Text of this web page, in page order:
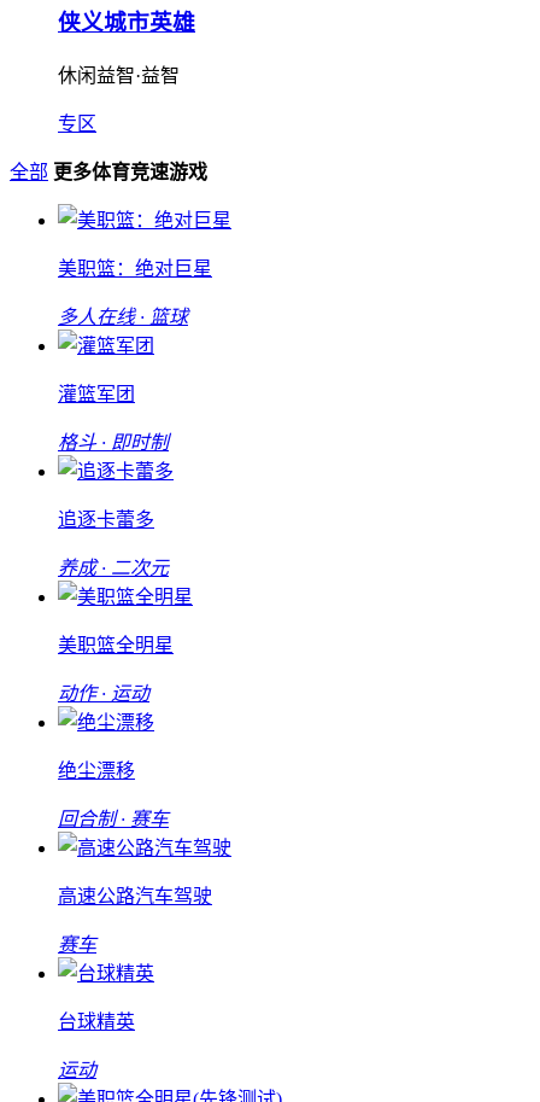
侠义城市英雄
休闲益智·益智
专区
全部 更多体育竞速游戏
美职篮：绝对巨星
多人在线 · 篮球
灌篮军团
格斗 · 即时制
追逐卡蕾多
养成 · 二次元
美职篮全明星
动作 · 运动
绝尘漂移
回合制 · 赛车
高速公路汽车驾驶
赛车
台球精英
运动